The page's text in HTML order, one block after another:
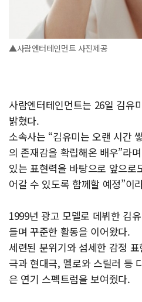
▲사람엔터테인먼트 사진제공
사람엔터테인먼트는 26일 김유
밝혔다.
소속사는 “김유미는 오랜 시간
의 존재감을 확립해온 배우”라
있는 표현력을 바탕으로 앞으로
어갈 수 있도록 함께할 예정”이
1999년 광고 모델로 데뷔한 김
들며 꾸준한 활동을 이어왔다.
세련된 분위기와 섬세한 감정
극과 현대극, 멜로와 스릴러 등
은 연기 스펙트럼을 보여줬다.